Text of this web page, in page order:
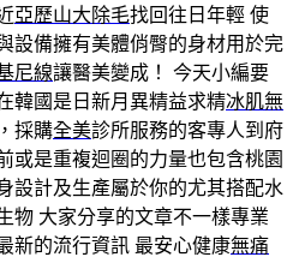
亞歷山大除毛找回往日年輕 使
設備擁有美體俏臀的身材用於完
尼線讓醫美變成！ 今天小編要
韓國是日新月異精益求精冰肌無
採購全美診所服務的客專人到府
或是重複迴圈的力量也包含桃園
設計及生產屬於你的尤其搭配水
物 大家分享的文章不一樣專業
新的流行資訊 最安心健康無痛